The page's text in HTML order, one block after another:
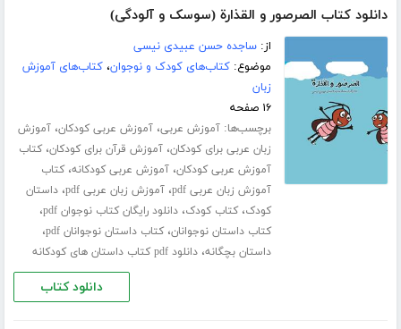
دانلود کتاب الصرصور و القذارة (سوسک و آلودگی)
از:ساجده حسن عبیدی نیسی
موضوع:کتاب‌های کودک و نوجوان،کتاب‌های آموزش
زبان
۱۶ صفحه
برچسب‌ها:آموزش عربی،آموزش عربی کودکان،آموزش
زبان عربی برای کودکان،آموزش قرآن برای کودکان،کتاب
آموزش عربی کودکان،آموزش عربی کودکانه،کتاب
آموزش زبان عربی pdf
،آموزش زبان عربی pdf ،داستان
کودک،کتاب کودک،دانلود رایگان کتاب نوجوان pdf ،
کتاب داستان نوجوانان،کتاب داستان نوجوانان pdf ،
داستان بچگانه،دانلود pdf کتاب داستان های کودکانه
دانلود کتاب